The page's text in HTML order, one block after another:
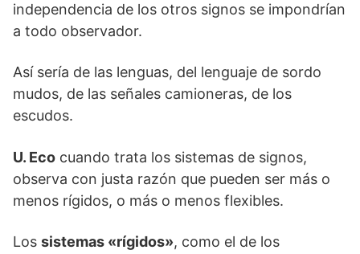
independencia de los otros signos se impondrían
a todo observador.
Así sería de las lenguas, del lenguaje de sordo
mudos, de las señales camioneras, de los
escudos.
U. Eco cuando trata los sistemas de signos,
observa con justa razón que pueden ser más o
menos rígidos, o más o menos flexibles.
Los sistemas «rígidos», como el de los